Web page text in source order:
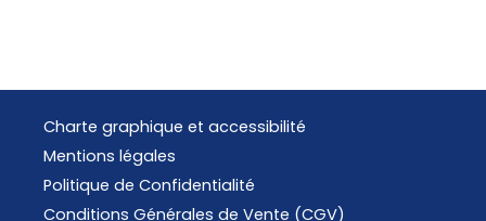
Charte graphique et accessibilité
Mentions légales
Politique de Confidentialité
Conditions Générales de Vente (CGV)